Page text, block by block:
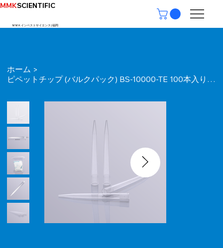
MMKSCIENTIFIC
ＭＭＫインベストサイエンス | ​福岡
ホーム >
ピペットチップ (バルクパック) BS-10000-TE 100本入り (クリア 10mL)